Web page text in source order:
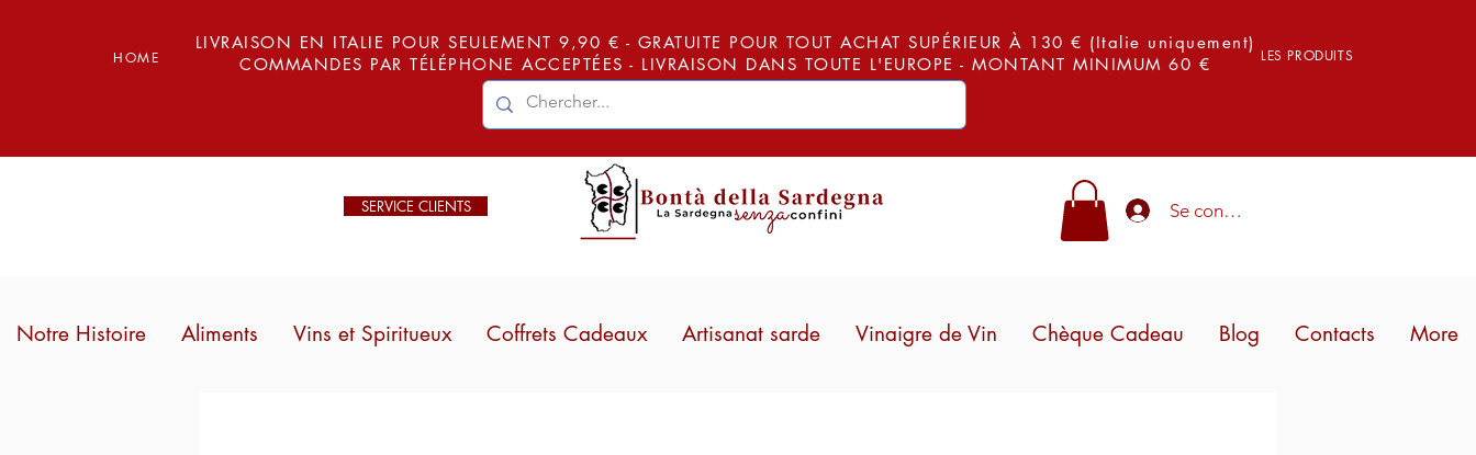
HOME
LIVRAISON EN ITALIE POUR SEULEMENT 9,90 € - GRATUITE POUR TOUT ACHAT SUPÉRIEUR À 130 € (Italie uniquement)
COMMANDES PAR TÉLÉPHONE ACCEPTÉES - LIVRAISON DANS TOUTE L'EUROPE - MONTANT MINIMUM 60 €
LES PRODUITS
SERVICE CLIENTS Se connecter
Notre Histoire Aliments Vins et Spiritueux Coffrets Cadeaux Artisanat sarde Vinaigre de Vin Chèque Cadeau Blog Contacts More